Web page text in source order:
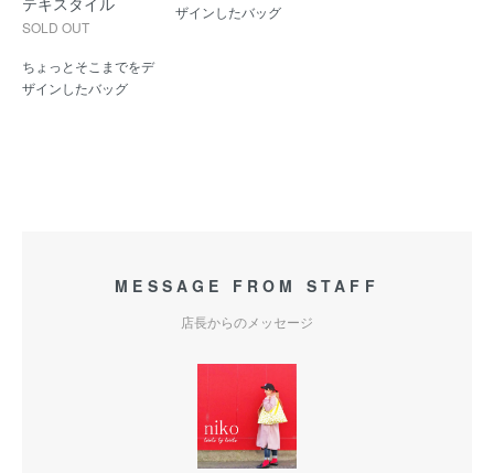
SOLD OUT
ちょっとそこまでをデ
ザインしたバッグ
ザインしたバッグ
MESSAGE FROM STAFF
店長からのメッセージ